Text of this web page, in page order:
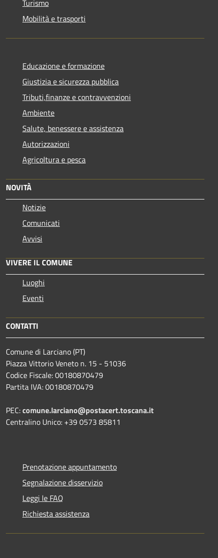
Turismo
Mobilità e trasporti
Educazione e formazione
Giustizia e sicurezza pubblica
Tributi,finanze e contravvenzioni
Ambiente
Salute, benessere e assistenza
Autorizzazioni
Agricoltura e pesca
NOVITÀ
Notizie
Comunicati
Avvisi
VIVERE IL COMUNE
Luoghi
Eventi
CONTATTI
Comune di Larciano (PT)
Piazza Vittorio Veneto n. 15 - 51036
Codice Fiscale: 00180870479
Partita IVA: 00180870479
PEC:comune.larciano@postacert.toscana.it
Centralino Unico: +39 0573 85811
Prenotazione appuntamento
Segnalazione disservizio
Leggi le FAQ
Richiesta assistenza